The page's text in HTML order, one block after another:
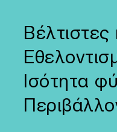
Βέλτιστες
Ισότητα